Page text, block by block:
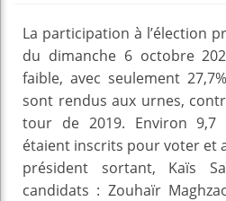
La participation à l’élection
du dimanche 6 octobre
faible, avec seulement
sont rendus aux urnes,
tour de 2019. Environ 9,7
étaient inscrits pour voter et
président sortant, Kaïs
candidats : Zouhaïr